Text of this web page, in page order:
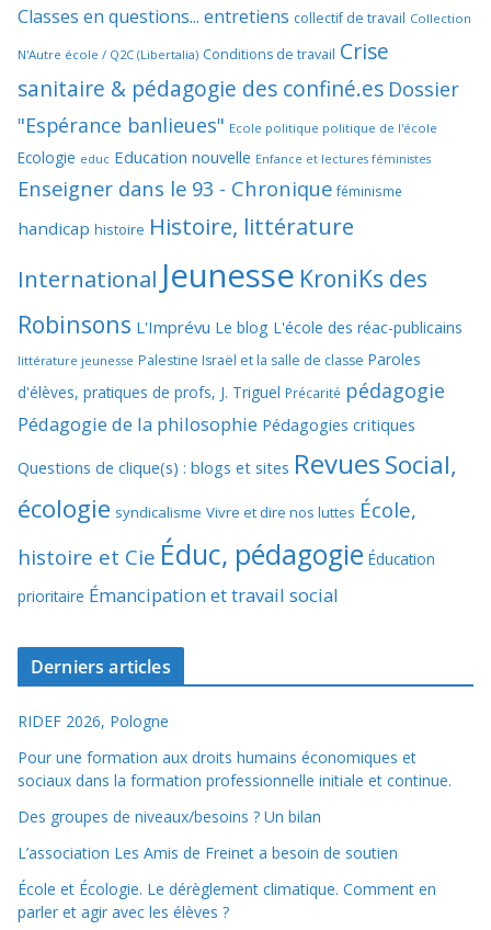
Classes en questions... entretiens collectif de travail Collection
N'Autre école / Q2C (Libertalia) Conditions de travail Crise
sanitaire & pédagogie des confiné.es Dossier
"Espérance banlieues" Ecole politique politique de l'école
Ecologie educ Education nouvelle Enfance et lectures féministes
Enseigner dans le 93 - Chronique féminisme
handicap histoire Histoire, littérature
International Jeunesse KroniKs des
Robinsons L'Imprévu Le blog L'école des réac-publicains
littérature jeunesse Palestine Israël et la salle de classe Paroles
d'élèves, pratiques de profs, J. Triguel Précarité pédagogie
Pédagogie de la philosophie Pédagogies critiques
Questions de clique(s) : blogs et sites RevuesSocial,
écologie syndicalisme Vivre et dire nos luttes École,
histoire et Cie Éduc, pédagogie Éducation
prioritaire Émancipation et travail social
Derniers articles
RIDEF 2026, Pologne
Pour une formation aux droits humains économiques et
sociaux dans la formation professionnelle initiale et continue.
Des groupes de niveaux/besoins ? Un bilan
L’association Les Amis de Freinet a besoin de soutien
École et Écologie. Le dérèglement climatique. Comment en
parler et agir avec les élèves ?